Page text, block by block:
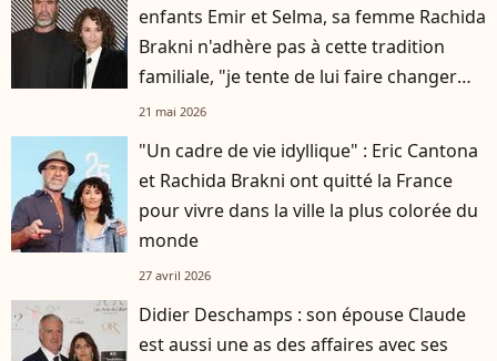
enfants Emir et Selma, sa femme Rachida
Brakni n'adhère pas à cette tradition
familiale, "je tente de lui faire changer
d'avis"
21 mai 2026
"Un cadre de vie idyllique" : Eric Cantona
et Rachida Brakni ont quitté la France
pour vivre dans la ville la plus colorée du
monde
27 avril 2026
Didier Deschamps : son épouse Claude
est aussi une as des affaires avec ses